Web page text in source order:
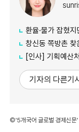
환율·물가 잡혔
창신동 쪽방촌
[인사] 기획예산처
기자의 다른기
©'5개국어 글로벌 경제신문'